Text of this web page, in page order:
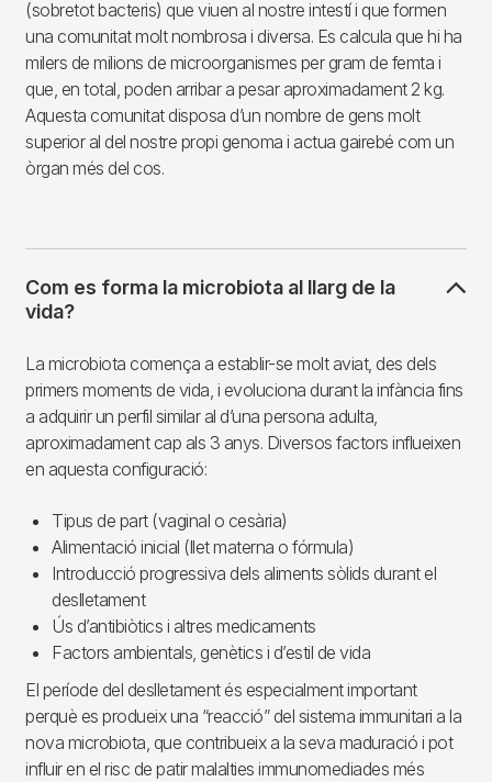
(sobretot bacteris) que viuen al nostre intestí i que formen
una comunitat molt nombrosa i diversa. Es calcula que hi ha
milers de milions de microorganismes per gram de femta i
que, en total, poden arribar a pesar aproximadament 2 kg.
Aquesta comunitat disposa d’un nombre de gens molt
superior al del nostre propi genoma i actua gairebé com un
òrgan més del cos.
Com es forma la microbiota al llarg de la
vida?
La microbiota comença a establir-se molt aviat, des dels
primers moments de vida, i evoluciona durant la infància fins
a adquirir un perfil similar al d’una persona adulta,
aproximadament cap als 3 anys. Diversos factors influeixen
en aquesta configuració:
Tipus de part (vaginal o cesària)
Alimentació inicial (llet materna o fórmula)
Introducció progressiva dels aliments sòlids durant el
deslletament
Ús d’antibiòtics i altres medicaments
Factors ambientals, genètics i d’estil de vida
El període del deslletament és especialment important
perquè es produeix una “reacció” del sistema immunitari a la
nova microbiota, que contribueix a la seva maduració i pot
influir en el risc de patir malalties immunomediades més